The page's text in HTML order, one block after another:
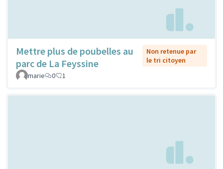
Mettre plus de poubelles au
parc de La Feyssine
Non retenue par
le tri citoyen
marie
0 1